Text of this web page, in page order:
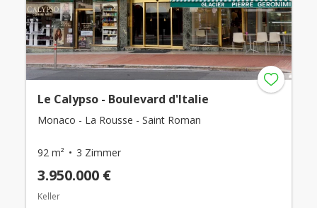
Le Calypso - Boulevard d'Italie
Monaco - La Rousse - Saint Roman
92 m² 3 Zimmer
3.950.000 €
Keller